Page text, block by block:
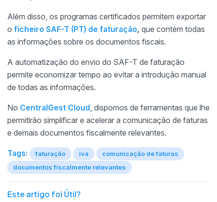
Além disso, os programas certificados permitem exportar
o ficheiro SAF-T (PT) de faturação, que contém todas
as informações sobre os documentos fiscais.
A automatização do envio do SAF-T de faturação
permite economizar tempo ao evitar a introdução manual
de todas as informações.
No CentralGest Cloud, dispomos de ferramentas que lhe
permitirão simplificar e acelerar a comunicação de faturas
e demais documentos fiscalmente relevantes.
Tags: faturação iva
comunicação de faturas
documentos fiscalmente relevantes
Este artigo foi Útil?